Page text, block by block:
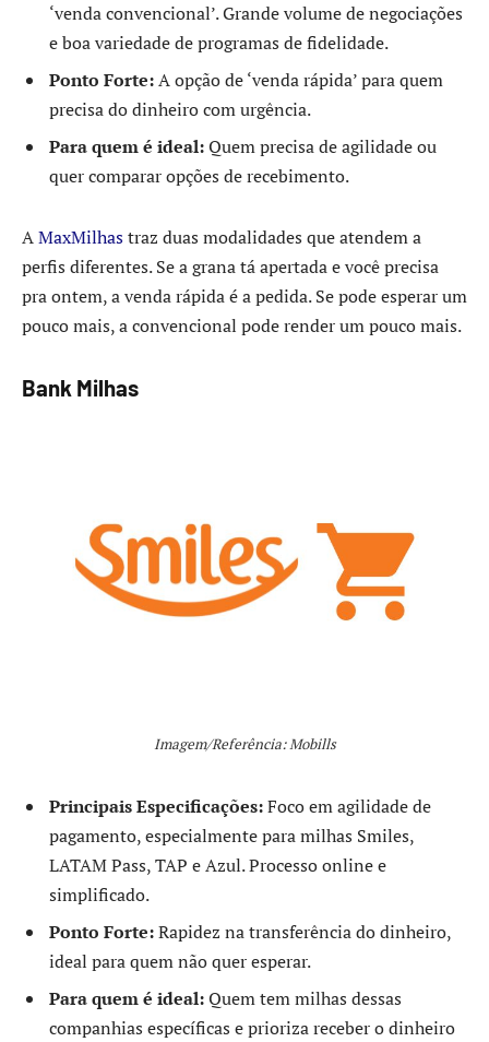
‘venda convencional’. Grande volume de negociações
e boa variedade de programas de fidelidade.
Ponto Forte:A opção de ‘venda rápida’ para quem
precisa do dinheiro com urgência.
Para quem é ideal:Quem precisa de agilidade ou
quer comparar opções de recebimento.
AMaxMilhastraz duas modalidades que atendem a
perfis diferentes. Se a grana tá apertada e você precisa
pra ontem, a venda rápida é a pedida. Se pode esperar um
pouco mais, a convencional pode render um pouco mais.
Bank Milhas
Imagem/Referência: Mobills
Principais Especificações:Foco em agilidade de
pagamento, especialmente para milhas Smiles,
LATAM Pass, TAP e Azul. Processo online e
simplificado.
Ponto Forte:Rapidez na transferência do dinheiro,
ideal para quem não quer esperar.
Para quem é ideal:Quem tem milhas dessas
companhias específicas e prioriza receber o dinheiro